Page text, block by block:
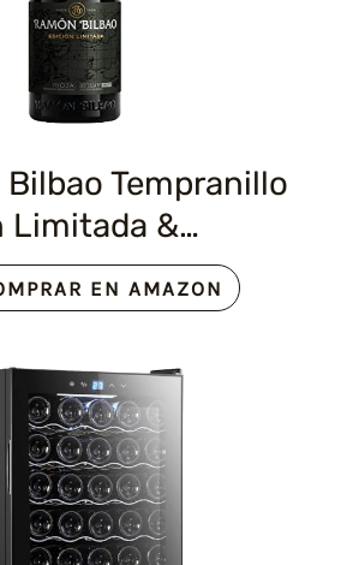
Bilbao Tempranillo
Limitada &…
EN AMAZON